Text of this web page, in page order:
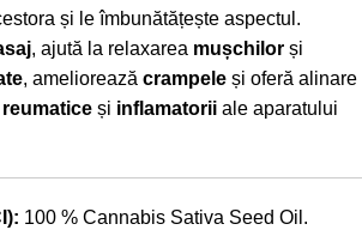
și le îmbunătățește aspectul.
, ajută la relaxarea mușchilor și
, ameliorează crampele și oferă alinare
și inflamatorii ale aparatului
100 % Cannabis Sativa Seed Oil.